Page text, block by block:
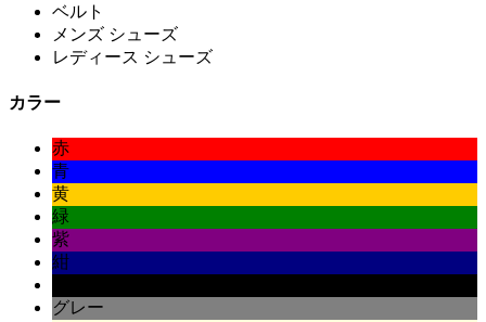
ベルト
メンズ シューズ
レディース シューズ
カラー
赤
青
黄
緑
紫
紺
グレー